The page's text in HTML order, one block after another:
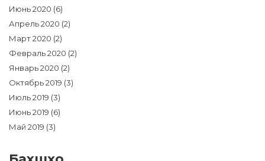
Июнь 2020 (6)
Апрель 2020 (2)
Март 2020 (2)
Февраль 2020 (2)
Январь 2020 (2)
Октябрь 2019 (3)
Июль 2019 (3)
Июнь 2019 (6)
Май 2019 (3)